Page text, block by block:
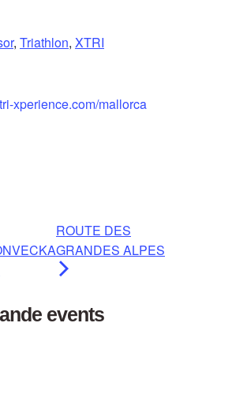
, Triathlon, XTRI
xperience.com/mallorca
ROUTE DES
GRANDES ALPES
events